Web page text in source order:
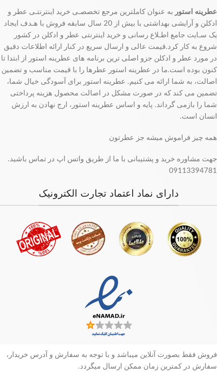
عطرینه استور به عنوان کاملترین مرجع تخصصـی خرید اینترنتـی عطر و
ادکلن و آرایشی بهداشتی با بیش از 20 سال سابقه فروش با هـدف ایجاد
یک سـایت جامع اطـلاع رسانی و خرید اینترنتی عطر و ادکلن در کشور
شروع به کار کرد.قیمت عالی و ارسال سریع در کنار ارائه اطلاعات دقیق
در مورد عطر و ادکلن جزو اصلی ترین برنامه های عطرینه استور از ابتدا تا
کنون بوده است.ما در عطرینه استور عطرها را با قیمت مناسب و تضمین
اصالت، به شما ارائه می کنیم. عطرینه استور برای آسودگی خیال شما،
تضمین می کند که در صورت مشکل در اصالت محصول هزینه پرداختی
شما را بازمی گرداند. پایه و اساس عطرینه استور، ارج نهادن به ارزش
انسان است.
همه چیز فراموش میشه جز عطرتون
جهت مشاوره خرید و پشتیبانی با ما از طریق واتس اپ در تماس باشید.
09113394781
دارای نماد اعتماد تجارت الکترونیک
فروش فقط بصورت آنلاین میباشد و با توجه به سفارش و آدرس خریدار،
سفارش در کمترین زمان ممکن ارسال میگردد.